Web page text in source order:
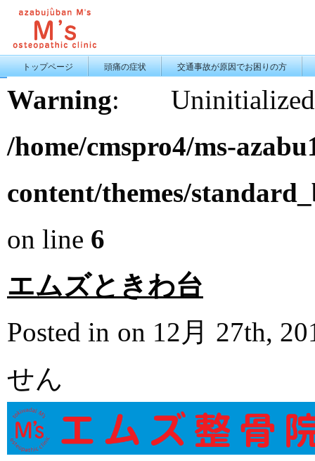
トップページ 頭痛の症状 交通事故が原因でお困りの方
Warning:
/home/cmspro4/ms-
content/themes/
on line 6
エムズときわ台
Posted in on 12月 27th,
せん